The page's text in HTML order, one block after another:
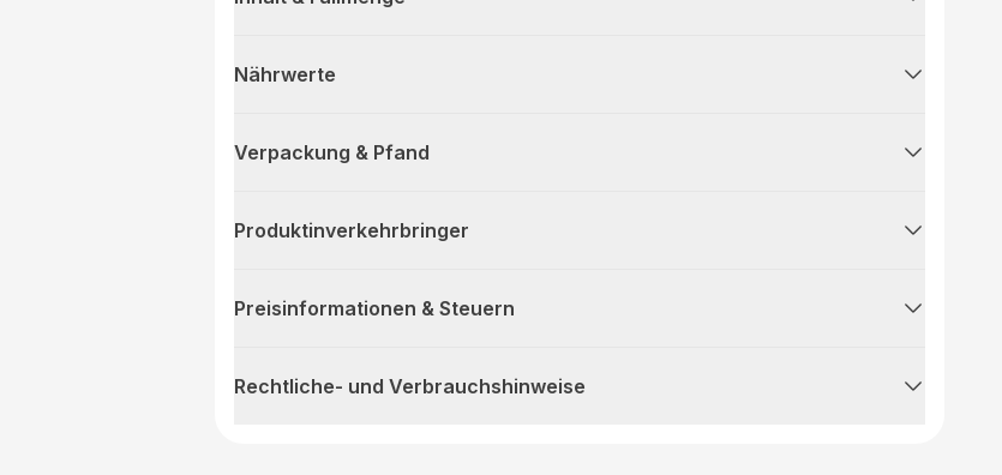
Nährwerte
Verpackung & Pfand
Produktinverkehrbringer
Preisinformationen & Steuern
Rechtliche- und Verbrauchshinweise